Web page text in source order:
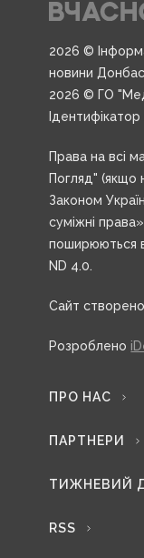
2026 ©
новини
2026 © ГО
Права на всі
Погляд" (якщо
Законом
суміжні
поширюються
ND 4.0.
Сайт
Розроблено
ПРО НАС
ПАРТНЕРИ
ТИЖНЕВИЙ
RSS